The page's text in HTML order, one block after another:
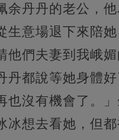
余丹丹的老公，
生意場退下來陪
他們夫妻到我峨
丹都說等她身體
也沒有機會了。
冰想去看她，但